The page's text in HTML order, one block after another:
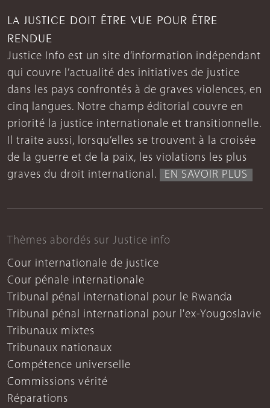
LA JUSTICE DOIT ÊTRE VUE POUR ÊTRE
RENDUE
Justice Info est un site d’information indépendant
qui couvre l’actualité des initiatives de justice
dans les pays confrontés à de graves violences, en
cinq langues. Notre champ éditorial couvre en
priorité la justice internationale et transitionnelle.
Il traite aussi, lorsqu’elles se trouvent à la croisée
de la guerre et de la paix, les violations les plus
graves du droit international.
EN SAVOIR PLUS
Thèmes abordés sur Justice info
Cour internationale de justice
Cour pénale internationale
Tribunal pénal international pour le Rwanda
Tribunal pénal international pour l'ex-Yougoslavie
Tribunaux mixtes
Tribunaux nationaux
Compétence universelle
Commissions vérité
Réparations